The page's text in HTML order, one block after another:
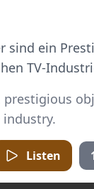
sind ein
TV-
prestigious
industry.
Listen